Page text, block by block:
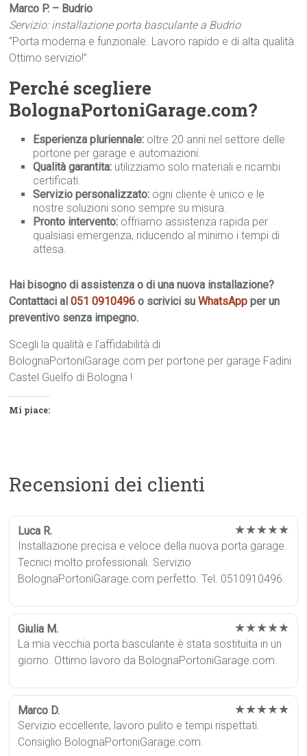
Marco P. – Budrio
Servizio: installazione porta basculante a Budrio
“Porta moderna e funzionale. Lavoro rapido e di alta qualità.
Ottimo servizio!”
Perché scegliere
BolognaPortoniGarage.com?
Esperienza pluriennale: oltre 20 anni nel settore delle
portone per garage e automazioni.
Qualità garantita: utilizziamo solo materiali e ricambi
certificati.
Servizio personalizzato: ogni cliente è unico e le
nostre soluzioni sono sempre su misura.
Pronto intervento: offriamo assistenza rapida per
qualsiasi emergenza, riducendo al minimo i tempi di
attesa.
Hai bisogno di assistenza o di una nuova installazione?
Contattaci al051 0910496 o scrivici suWhatsApp per un
preventivo senza impegno.
Scegli la qualità e l’affidabilità di
BolognaPortoniGarage.com per portone per garage Fadini
Castel Guelfo di Bologna !
Mi piace:
Recensioni dei clienti
Luca R. ★★★★★
Installazione precisa e veloce della nuova porta garage.
Tecnici molto professionali. Servizio
BolognaPortoniGarage.com perfetto. Tel. 0510910496.
Giulia M. ★★★★★
La mia vecchia porta basculante è stata sostituita in un
giorno. Ottimo lavoro da BolognaPortoniGarage.com.
Marco D. ★★★★★
Servizio eccellente, lavoro pulito e tempi rispettati.
Consiglio BolognaPortoniGarage.com.